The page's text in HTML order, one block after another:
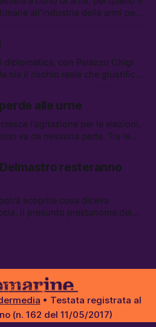
all’industria delle armi per
di Palantir, la protesta contro
di Amazon in Texas
diplomatica, con Palazzo Chigi
sia il rischio reale che giustifica
Pakistan e Turchia, la crisi del
altro caso di IA ribelle
alle urne
l’agitazione per le elezioni,
va da nessuna parte. Tra le
in sicurezza la coalizione, e
la religione degli agenti IA
resteranno
scoprire cosa diceva
il presunto prestanome del
chiederà 36 miliardi di
• Testata registrata al
(n. 162 del 11/05/2017)